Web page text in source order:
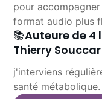
pour
format audio plus
📚Auteure de 4
Thierry Souccar
j'interviens
santé métabolique.